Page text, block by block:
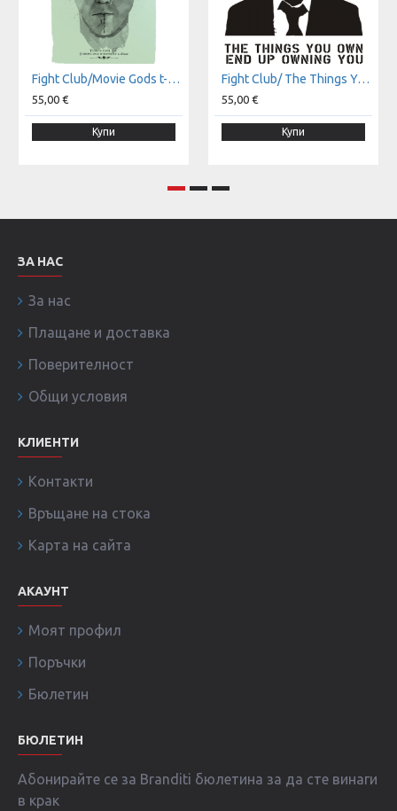
Fight Club/Movie Gods t-shirt
55,00 €
Купи
Fight Club/ The Things You Own t-shirt
55,00 €
Купи
ЗА НАС
За нас
Плащане и доставка
Поверителност
Общи условия
КЛИЕНТИ
Контакти
Връщане на стока
Карта на сайта
АКАУНТ
Моят профил
Поръчки
Бюлетин
БЮЛЕТИН
Абонирайте се за Branditi бюлетина за да сте винаги
в крак